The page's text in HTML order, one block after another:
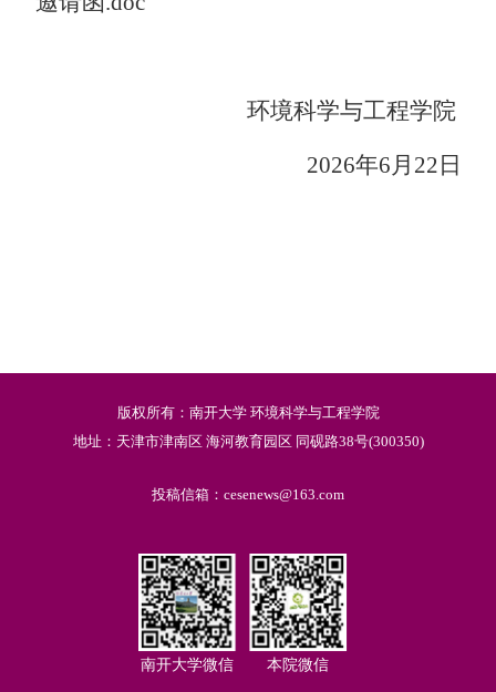
环境科学与工程学院
2026年6月 22 日
版权所有：南开大学 环境科学与工程学院
地址：天津市津南区 海河教育园区 同砚路38号(300350)
投稿信箱：cesenews@163.com
南开大学微信 本院微信